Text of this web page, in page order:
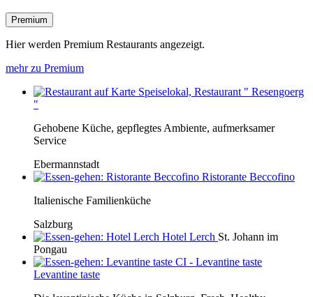
Premium
Hier werden Premium Restaurants angezeigt.
mehr zu Premium
Speiselokal, Restaurant " Resengoerg
"
Gehobene Küche, gepflegtes Ambiente, aufmerksamer
Service
Ebermannstadt
Ristorante Beccofino
Italienische Familienküche
Salzburg
Hotel Lerch St. Johann im
Pongau
Levantine taste